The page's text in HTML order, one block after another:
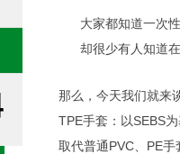
大家都知道一次性
却很少有人知道
那么，今天我们就来
TPE手套：以SEBS
取代普通PVC、PE